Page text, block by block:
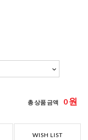
총 상품 금액 0원
WISH LIST